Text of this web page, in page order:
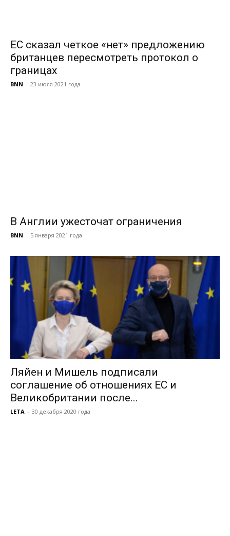
ЕС сказал четкое «нет» предложению
британцев пересмотреть протокол о
границах
BNN - 23 июля 2021 года
В Англии ужесточат ограничения
BNN - 5 января 2021 года
Ляйен и Мишель подписали
соглашение об отношениях ЕС и
Великобритании после...
LETA - 30 декабря 2020 года